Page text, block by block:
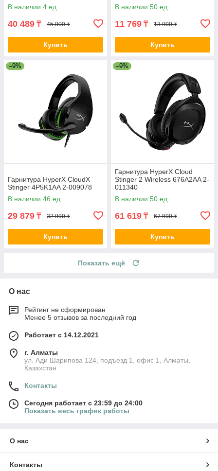
В наличии 4 ед.
40 489 ₸ 45 000 ₸
Купить
В наличии 50 ед.
11 769 ₸ 13 000 ₸
Купить
–9%
Гарнитура HyperX CloudX
Stinger 4P5K1AA 2-009078
В наличии 46 ед.
29 879 ₸ 32 990 ₸
Купить
–9%
Гарнитура HyperX Cloud
Stinger 2 Wireless 676A2AA 2-
011340
В наличии 50 ед.
61 619 ₸ 67 990 ₸
Купить
Показать ещё
О нас
Рейтинг не сформирован
Менее 5 отзывов за последний год
Работает с 14.12.2021
г. Алматы
ул. Ади Шарипова 124, подъезд 1, офис 1, Алматы,
Казахстан
Контакты
Сегодня работает с 23:59 до 24:00
Показать весь график работы
О нас
Контакты